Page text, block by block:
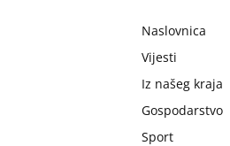
Naslovnica
Vijesti
Iz našeg kraja
Gospodarstvo
Sport